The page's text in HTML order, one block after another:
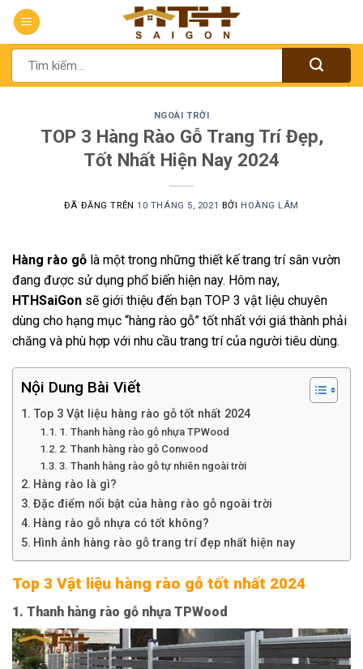
Chuyển
đến
nộiTìm
kiếm:
NGOÀI TRỜI
TOP 3 Hàng Rào Gỗ Trang Trí Đẹp,
Tốt Nhất Hiện Nay 2024
ĐÃ ĐĂNG TRÊN10 THÁNG 5, 2021 BỞI HOÀNG LÂM
Hàng rào gỗ là một trong những thiết kế trang trí sân vườn
đang được sử dụng phổ biến hiện nay. Hôm nay,
HTHSaiGon sẽ giới thiệu đến bạn TOP 3 vật liệu chuyên
dùng cho hạng mục “hàng rào gỗ” tốt nhất với giá thành phải
chăng và phù hợp với nhu cầu trang trí của người tiêu dùng.
Nội Dung Bài Viết
Top 3 Vật liệu hàng rào gỗ tốt nhất 2024
1. Thanh hàng rào gỗ nhựa TPWood
2. Thanh hàng rào gỗ Conwood
3. Thanh hàng rào gỗ tự nhiên ngoài trời
Hàng rào là gì?
Đặc điểm nổi bật của hàng rào gỗ ngoài trời
Hàng rào gỗ nhựa có tốt không?
Hình ảnh hàng rào gỗ trang trí đẹp nhất hiện nay
Top 3 Vật liệu hàng rào gỗ tốt nhất 2024
1. Thanh hàng rào gỗ nhựa TPWood